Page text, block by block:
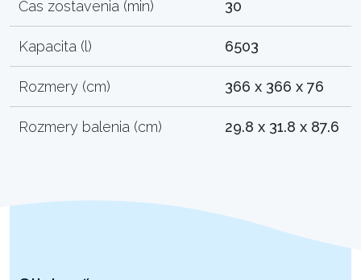
Čas zostavenia (min) 30
Kapacita (l) 6503
Rozmery (cm) 366 x 366 x 76
Rozmery balenia (cm) 29.8 x 31.8 x 87.6